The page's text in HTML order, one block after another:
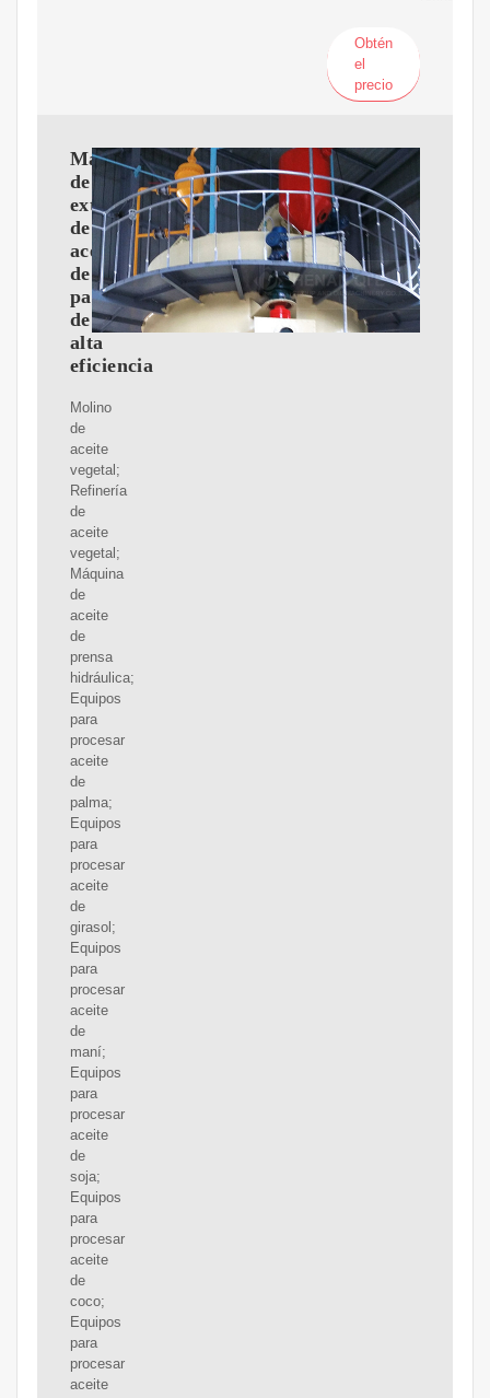
Obtén
el
precio
Máquina
de
extracción
de
aceite
de
palma
de
alta
eficiencia
Molino
de
aceite
vegetal;
Refinería
de
aceite
vegetal;
Máquina
de
aceite
de
prensa
hidráulica;
Equipos
para
procesar
aceite
de
palma;
Equipos
para
procesar
aceite
de
girasol;
Equipos
para
procesar
aceite
de
maní;
Equipos
para
procesar
aceite
de
soja;
Equipos
para
procesar
aceite
de
coco;
Equipos
para
procesar
aceite